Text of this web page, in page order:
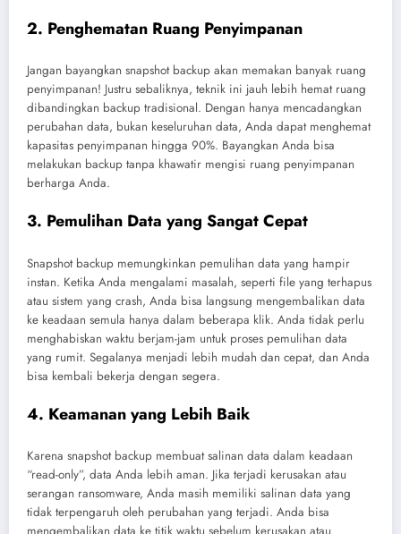
2. Penghematan Ruang Penyimpanan
Jangan bayangkan snapshot backup akan memakan banyak ruang
penyimpanan! Justru sebaliknya, teknik ini jauh lebih hemat ruang
dibandingkan backup tradisional. Dengan hanya mencadangkan
perubahan data, bukan keseluruhan data, Anda dapat menghemat
kapasitas penyimpanan hingga 90%. Bayangkan Anda bisa
melakukan backup tanpa khawatir mengisi ruang penyimpanan
berharga Anda.
3. Pemulihan Data yang Sangat Cepat
Snapshot backup memungkinkan pemulihan data yang hampir
instan. Ketika Anda mengalami masalah, seperti file yang terhapus
atau sistem yang crash, Anda bisa langsung mengembalikan data
ke keadaan semula hanya dalam beberapa klik. Anda tidak perlu
menghabiskan waktu berjam-jam untuk proses pemulihan data
yang rumit. Segalanya menjadi lebih mudah dan cepat, dan Anda
bisa kembali bekerja dengan segera.
4. Keamanan yang Lebih Baik
Karena snapshot backup membuat salinan data dalam keadaan
“read-only”, data Anda lebih aman. Jika terjadi kerusakan atau
serangan ransomware, Anda masih memiliki salinan data yang
tidak terpengaruh oleh perubahan yang terjadi. Anda bisa